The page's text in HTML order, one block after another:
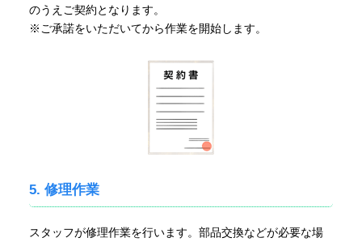
のうえご契約となります。
※ご承諾をいただいてから作業を開始します。
5. 修理作業
スタッフが修理作業を行います。部品交換などが必要な場